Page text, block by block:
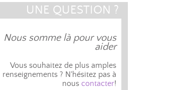
UNE QUESTION ?
Nous somme là pour vous
aider
Vous souhaitez de plus amples
renseignements ? N'hésitez pas à
nous contacter!